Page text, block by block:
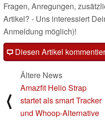
Fragen, Anregungen,
Artikel? - Uns interessiert
Anmeldung möglich)!
Diesen Artikel
⟨
Ältere News
Amazfit Helio Strap
startet als smart Tracker
und Whoop-Alternative